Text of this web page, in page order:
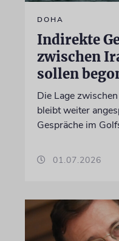
DOHA
Indirekte
zwischen
sollen
Die Lage
bleibt weiter
Gespräche im
01.07.2026